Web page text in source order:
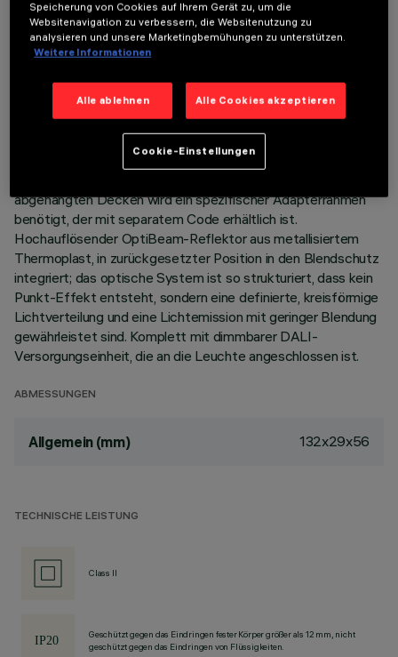
TECHNISCHE DATEN
LETZTES UPDATE: 06.08.2026
Miniaturisierte, lineare Einbauleuchte mit 5 optischen Elementen
mit LED-Lampen - feste Optik. Korpus aus
Aluminiumdruckguss, bündig mit der Decke abschließende
abgehängten Decken wird ein spezifischer Adapterrahmen
benötigt, der mit separatem Code erhältlich ist.
Hochauflösender OptiBeam-Reflektor aus metallisiertem
Thermoplast, in zurückgesetzter Position in den Blendschutz
integriert; das optische System ist so strukturiert, dass kein
Punkt-Effekt entsteht, sondern eine definierte, kreisförmige
Lichtverteilung und eine Lichtemission mit geringer Blendung
gewährleistet sind. Komplett mit dimmbarer DALI-
Versorgungseinheit, die an die Leuchte angeschlossen ist.
ABMESSUNGEN
Allgemein (mm) 132x29x56
TECHNISCHE LEISTUNG
Class II
Geschützt gegen das Eindringen fester Körper größer als 12 mm, nicht
geschützt gegen das Eindringen von Flüssigkeiten.
Speicherung von Cookies auf Ihrem Gerät zu, um die
Websitenavigation zu verbessern, die Websitenutzung zu
analysieren und unsere Marketingbemühungen zu unterstützen.
Weitere Informationen
Alle ablehnen Alle Cookies akzeptieren
Cookie-Einstellungen